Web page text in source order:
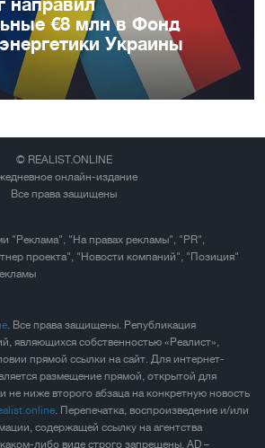
€8 млн в Фонд
Украины
© REALIST.ONLINE
онлайн-издание
Все права защищены
"Реклама", "На правах рекламы", "PR",
проекта", "Новости компаний", "Позиция"
. Все права защищены. Републикация
являющихся собственностью «Реалист»,
прямой ссылки на сайт. Для интернет-
размещение прямой, открытой для
не ниже второго абзаца на конкретную новость
. Перепечатка, воспроизведение и/или
содержащей ссылку на агентства
либо виде строго запрещены. AD –